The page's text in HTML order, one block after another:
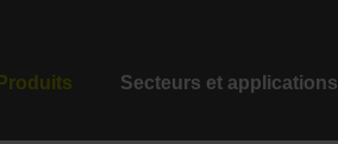
Produits Secteurs et applications